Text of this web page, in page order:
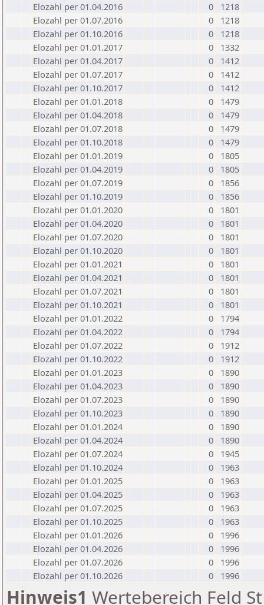
Elozahl per 01.04.2016
0
1218
Elozahl per 01.07.2016
0
1218
Elozahl per 01.10.2016
0
1218
Elozahl per 01.01.2017
0
1332
Elozahl per 01.04.2017
0
1412
Elozahl per 01.07.2017
0
1412
Elozahl per 01.10.2017
0
1412
Elozahl per 01.01.2018
0
1479
Elozahl per 01.04.2018
0
1479
Elozahl per 01.07.2018
0
1479
Elozahl per 01.10.2018
0
1479
Elozahl per 01.01.2019
0
1805
Elozahl per 01.04.2019
0
1805
Elozahl per 01.07.2019
0
1856
Elozahl per 01.10.2019
0
1856
Elozahl per 01.01.2020
0
1801
Elozahl per 01.04.2020
0
1801
Elozahl per 01.07.2020
0
1801
Elozahl per 01.10.2020
0
1801
Elozahl per 01.01.2021
0
1801
Elozahl per 01.04.2021
0
1801
Elozahl per 01.07.2021
0
1801
Elozahl per 01.10.2021
0
1801
Elozahl per 01.01.2022
0
1794
Elozahl per 01.04.2022
0
1794
Elozahl per 01.07.2022
0
1912
Elozahl per 01.10.2022
0
1912
Elozahl per 01.01.2023
0
1890
Elozahl per 01.04.2023
0
1890
Elozahl per 01.07.2023
0
1890
Elozahl per 01.10.2023
0
1890
Elozahl per 01.01.2024
0
1890
Elozahl per 01.04.2024
0
1890
Elozahl per 01.07.2024
0
1945
Elozahl per 01.10.2024
0
1963
Elozahl per 01.01.2025
0
1963
Elozahl per 01.04.2025
0
1963
Elozahl per 01.07.2025
0
1963
Elozahl per 01.10.2025
0
1963
Elozahl per 01.01.2026
0
1996
Elozahl per 01.04.2026
0
1996
Elozahl per 01.07.2026
0
1996
Elozahl per 01.10.2026
0 1996
Hinweis1 Wertebereich Feld